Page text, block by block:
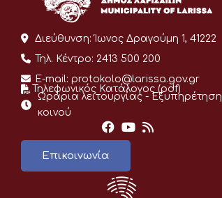
Διεύθυνση: Ίωνος Δραγούμη 1, 41222
Τηλ. Κέντρο: 2413 500 200
E-mail: protokolo@larissa.gov.gr
Τηλεφωνικός Κατάλογος (pdf)
Ωράρια λειτουργίας - Eξυπηρέτηση
κοινού
Επικοινωνία